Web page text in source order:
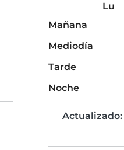
Lu
Mañana
Mediodía
Tarde
Noche
Actualizado: